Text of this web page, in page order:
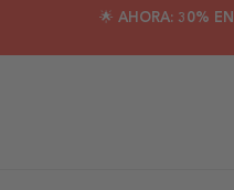
🌟 AHORA: 30%